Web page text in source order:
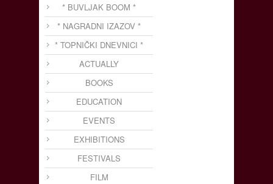
* BUVLJAK BOOM *
* NAGRADNI IZAZOV *
* TOPNIČKI DNEVNICI *
ACTUALLY
BOOKS
EDUCATION
EVENTS
EXHIBITIONS
FESTIVALS
FILM